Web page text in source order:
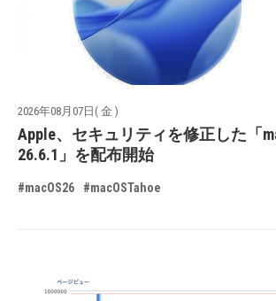
2026年08月07日( 金 )
Apple、セキュリティを修正した「
26.6.1」を配布開始
#macOS26 #macOSTahoe